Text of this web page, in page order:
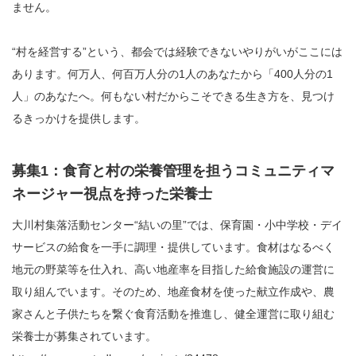
ません。
“村を経営する”という、都会では経験できないやりがいがここには
あります。何万人、何百万人分の1人のあなたから「400人分の1
人」のあなたへ。何もない村だからこそできる生き方を、見つけ
るきっかけを提供します。
募集1：食育と村の栄養管理を担うコミュニティマ
ネージャー視点を持った栄養士
大川村集落活動センター“結いの里”では、保育園・小中学校・デイ
サービスの給食を一手に調理・提供しています。食材はなるべく
地元の野菜等を仕入れ、高い地産率を目指した給食施設の運営に
取り組んでいます。そのため、地産食材を使った献立作成や、農
家さんと子供たちを繋ぐ食育活動を推進し、健全運営に取り組む
栄養士が募集されています。